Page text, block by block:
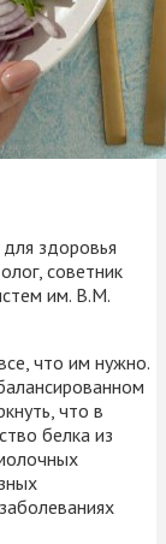
здоровья
советник
им. В.М.
что им нужно.
что в
белка из